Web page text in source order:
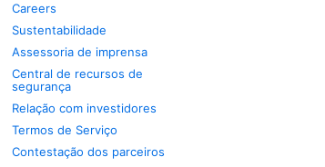
Careers
Sustentabilidade
Assessoria de imprensa
Central de recursos de
segurança
Relação com investidores
Termos de Serviço
Contestação dos parceiros